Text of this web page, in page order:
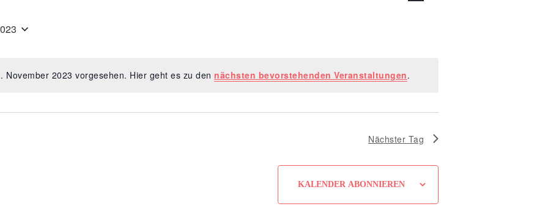
Hinweis
November 2023 vorgesehen. Hier geht es zu den nächsten bevorstehenden Veranstaltungen.
Nächster Tag
KALENDER ABONNIEREN